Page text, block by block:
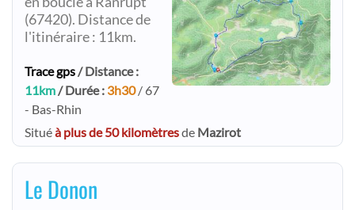
(67420). Distance de
l'itinéraire : 11km.
Trace gps/ Distance :
11km/ Durée : 3h30/ 67
- Bas-Rhin
Situéà plus de 50 kilomètresde Mazirot
Le Donon